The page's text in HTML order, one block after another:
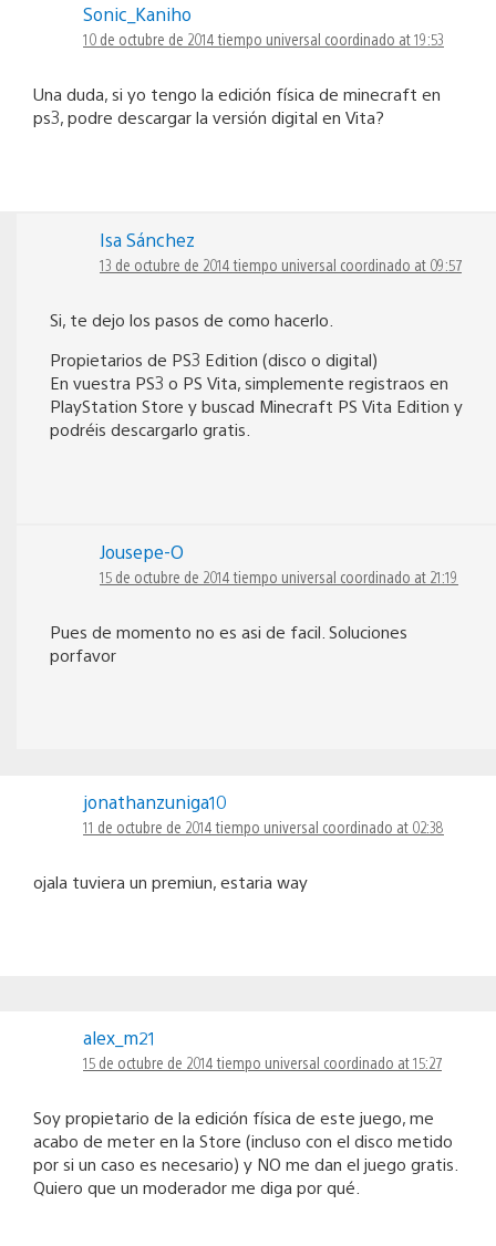
Sonic_Kaniho
10 de octubre de 2014 tiempo universal coordinado at 19:53
Una duda, si yo tengo la edición física de minecraft en
ps3, podre descargar la versión digital en Vita?
Isa Sánchez
13 de octubre de 2014 tiempo universal coordinado at 09:57
Si, te dejo los pasos de como hacerlo.
Propietarios de PS3 Edition (disco o digital)
En vuestra PS3 o PS Vita, simplemente registraos en
PlayStation Store y buscad Minecraft PS Vita Edition y
podréis descargarlo gratis.
Jousepe-O
15 de octubre de 2014 tiempo universal coordinado at 21:19
Pues de momento no es asi de facil. Soluciones
porfavor
jonathanzuniga10
11 de octubre de 2014 tiempo universal coordinado at 02:38
ojala tuviera un premiun, estaria way
alex_m21
15 de octubre de 2014 tiempo universal coordinado at 15:27
Soy propietario de la edición física de este juego, me
acabo de meter en la Store (incluso con el disco metido
por si un caso es necesario) y NO me dan el juego gratis.
Quiero que un moderador me diga por qué.